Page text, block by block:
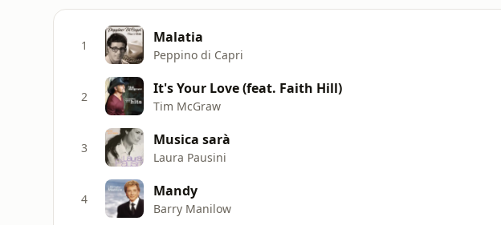
1 Malatia
Peppino di Capri
2 It's Your Love (feat. Faith Hill)
Tim McGraw
3 Musica sarà
Laura Pausini
4 Mandy
Barry Manilow